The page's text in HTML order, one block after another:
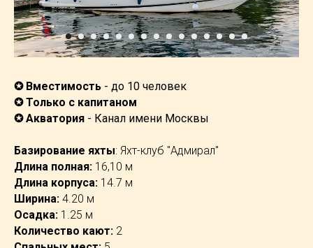
✪ Вместимость - до 10 человек
✪ Только с капитаном
✪ Акватория - Канал имени Москвы
Базирование яхты: Яхт-клуб "Адмирал"
Длина полная: 16,10 м
Длина корпуса: 14.7 м
Ширина: 4.20 м
Осадка: 1.25 м
Количество кают: 2